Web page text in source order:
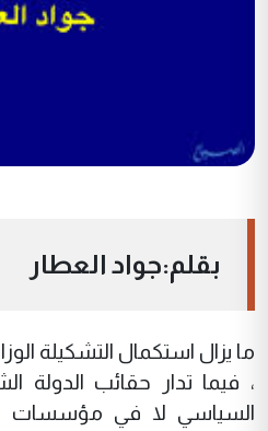
بقلم:جواد العطار
ما يزال استكمال التشكيلة
، فيما تدار حقائب الدولة
السياسي لا في مؤسسات